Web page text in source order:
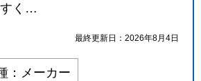
すく…
最終更新日：2026年8月4日
：メーカー